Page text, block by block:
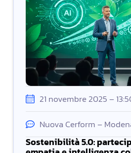
21 novembre 2025 –
Nuova Cerform –
Sostenibilità 5.0: